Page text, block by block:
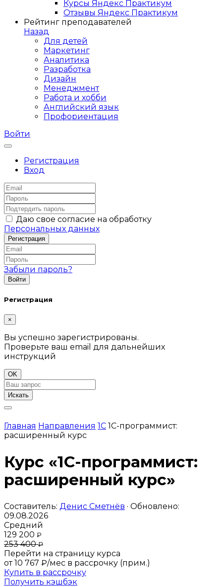
Курсы Яндекс Практикум
Отзывы Яндекс Практикум
Рейтинг преподавателей
Назад
Для детей
Маркетинг
Аналитика
Разработка
Дизайн
Менеджмент
Работа и хобби
Английский язык
Профориентация
Войти
Регистрация
Вход
Даю свое согласие на обработку
Персональных данных
Забыли пароль?
Регистрация
×
Вы успешно зарегистрированы.
Проверьте ваш email для дальнейших
инструкций
OK
Искать
Главная Направления 1C 1C-программист:
расширенный курс
Курс «1C-программист:
расширенный курс»
Составитель: Денис Сметнёв · Обновлено:
09.08.2026
Средний
129 200 ₽
253 400₽
Перейти на страницу курса
от 10 767 ₽/мес в рассрочку (прим.)
Купить в рассрочку
Получить кэшбэк